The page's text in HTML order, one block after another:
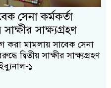
সেনা কর্মকর্তা
সাক্ষ্যগ্রহণ
মামলায় সাবেক সেনা
দ্বিতীয় সাক্ষীর সাক্ষ্যগ্রহণ
১